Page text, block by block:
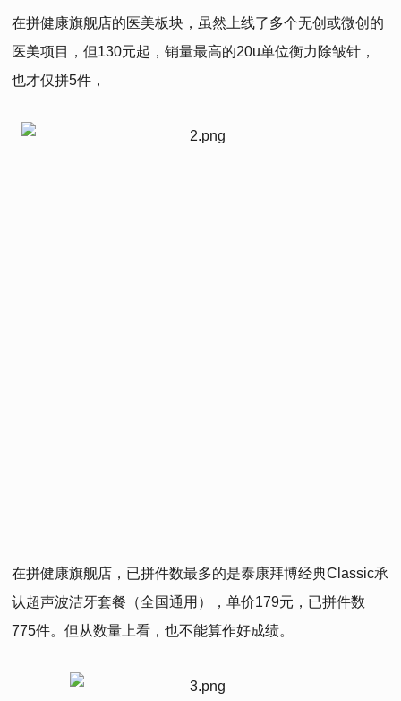
在拼健康旗舰店的医美板块，虽然上线了多个无创或微创的
医美项目，但130元起，销量最高的20u单位衡力除皱针，
也才仅拼5件，
在拼健康旗舰店，已拼件数最多的是泰康拜博经典Classic承
认超声波洁牙套餐（全国通用），单价179元，已拼件数
775件。但从数量上看，也不能算作好成绩。